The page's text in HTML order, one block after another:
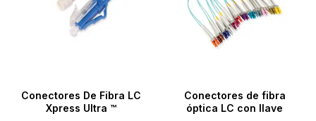
Conectores De Fibra LC
Xpress Ultra ™
Conectores de fibra
óptica LC con llave